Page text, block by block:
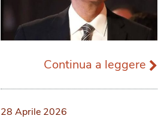
Continua a leggere
28 Aprile 2026